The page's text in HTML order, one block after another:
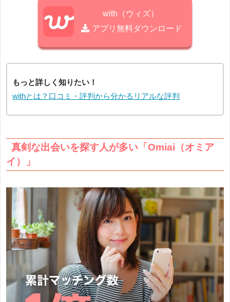
with（ウィズ）
アプリ無料ダウンロード
もっと詳しく知りたい！
withとは？口コミ・評判から分かるリアルな評判
真剣な出会いを探す人が多い「Omiai（オミア
イ）」